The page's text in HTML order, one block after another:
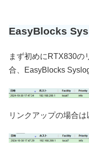
EasyBlocks
まず初めにRTX830の
合、EasyBlocks
リンクアップの場合は